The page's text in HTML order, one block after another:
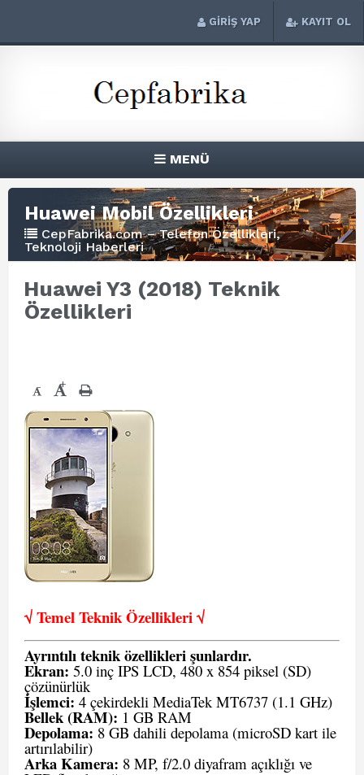
GİRİŞ YAP KAYIT OL
MENÜ
Huawei Mobil Özellikleri
CepFabrika.com – Telefon Özellikleri,
Teknoloji Haberleri
Huawei Y3 (2018) Teknik
Özellikleri
- +
√ Temel Teknik Özellikleri √
Ayrıntılı teknik özellikleri şunlardır.
Ekran: 5.0 inç IPS LCD, 480 x 854 piksel (SD)
çözünürlük
İşlemci: 4 çekirdekli MediaTek MT6737 (1.1 GHz)
Bellek (RAM): 1 GB RAM
Depolama: 8 GB dahili depolama (microSD kart ile
artırılabilir)
Arka Kamera: 8 MP, f/2.0 diyafram açıklığı ve